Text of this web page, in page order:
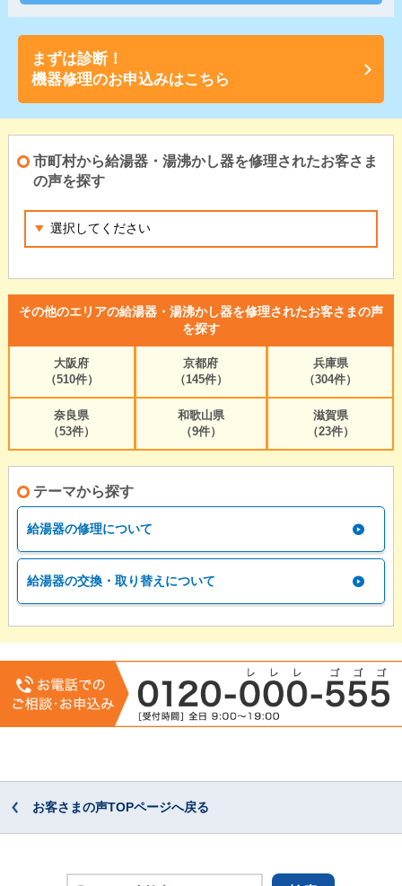
まずは診断！
機器修理のお申込みはこちら
市町村から給湯器・湯沸かし器を修理されたお客さま
の声を探す
その他のエリアの給湯器・湯沸かし器を修理されたお客さまの声
を探す
大阪府
（510件）
京都府
（145件）
兵庫県
（304件）
奈良県
（53件）
和歌山県
（9件）
滋賀県
（23件）
テーマから探す
給湯器の修理について
給湯器の交換・取り替えについて
お客さまの声TOPページへ戻る